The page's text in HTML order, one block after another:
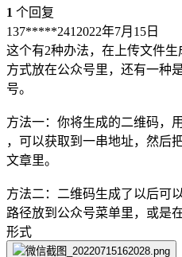
1 个回复
137*****241 2022年7月15日
这个有2种办法，在上传文件
方式放在公众号里，还有一种
号。
方法一：你将生成的二维码，
，可以获取到一串地址，然后
文章里。
方法二：二维码生成了以后可
路径放到公众号菜单里，或是
形式